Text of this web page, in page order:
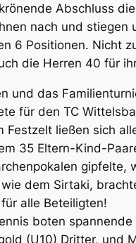
Abschluss
nach und
6 Positionen. Nicht
die Herren 40 für
und das
für den TC
Festzelt ließen sich
35 Eltern-Kind-
dem Sirtaki,
alle Beteiligten!
boten
(U10) Dritter, und